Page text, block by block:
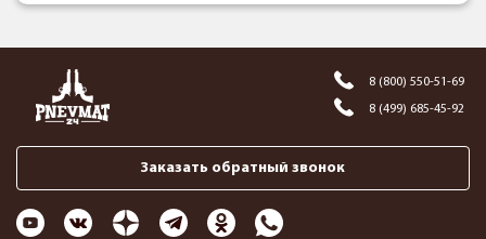
8 (800) 550-51-69
8 (499) 685-45-92
Заказать обратный звонок